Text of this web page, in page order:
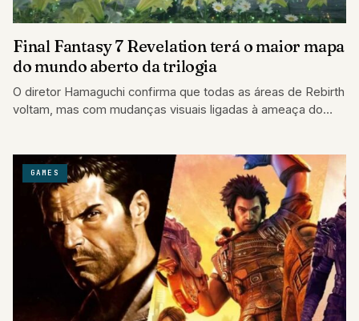
Final Fantasy 7 Revelation terá o maior mapa
do mundo aberto da trilogia
O diretor Hamaguchi confirma que todas as áreas de Rebirth
voltam, mas com mudanças visuais ligadas à ameaça do
GAMES